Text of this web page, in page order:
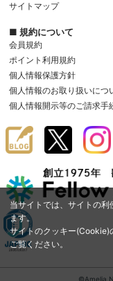
当サイトでは、サイトの
ます。
サイトのクッキー(Cookie)
ご覧ください。
サイトマップ
■ 規約について
会員規約
ポイント利用規約
個人情報保護方針
個人情報のお取り扱いにつ
個人情報開示等のご請求手
©Amelia